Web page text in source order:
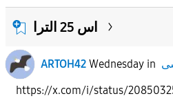
اس 25 الترا
ARTOH42 Wednesdayin
https://x.com/i/status/